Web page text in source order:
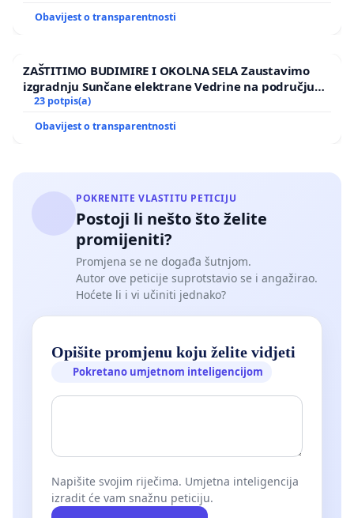
Obavijest o transparentnosti
ZAŠTITIMO BUDIMIRE I OKOLNA SELA Zaustavimo
izgradnju Sunčane elektrane Vedrine na području
Ugljana
23 potpis(a)
Obavijest o transparentnosti
POKRENITE VLASTITU PETICIJU
Postoji li nešto što želite
promijeniti?
Promjena se ne događa šutnjom.
Autor ove peticije suprotstavio se i angažirao.
Hoćete li i vi učiniti jednako?
Opišite promjenu koju želite vidjeti
Pokretano umjetnom inteligencijom
Napišite svojim riječima. Umjetna inteligencija
izradit će vam snažnu peticiju.